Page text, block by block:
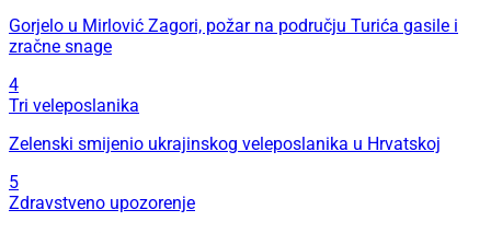
Gorjelo u Mirlović Zagori, požar na području Turića gasile i
zračne snage
4
Tri veleposlanika
Zelenski smijenio ukrajinskog veleposlanika u Hrvatskoj
5
Zdravstveno upozorenje